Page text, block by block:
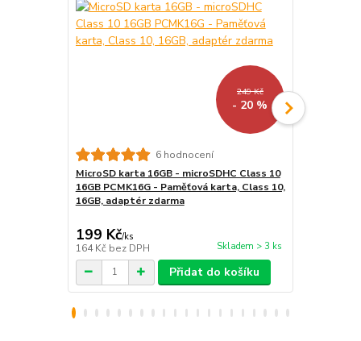
249 Kč
- 20 %
6 hodnocení
MicroSD karta 16GB - microSDHC Class 10
16GB PCMK16G - Paměťová karta, Class 10,
16GB, adaptér zdarma
199 Kč/ks
164 Kč bez DPH Skladem > 3 ks
Přidat do košíku